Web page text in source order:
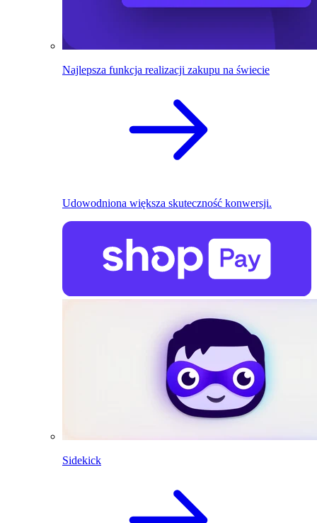
Najlepsza funkcja realizacji zakupu na świecie
Udowodniona większa skuteczność konwersji.
Sidekick